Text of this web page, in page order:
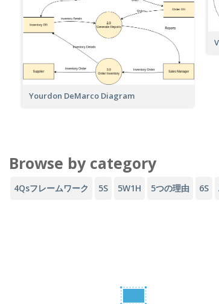
Yourdon DeMarco Diagram
Browse by category
4Qsフレームワーク 5S 5W1H 5つの理由 6S